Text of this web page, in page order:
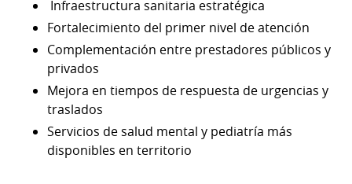
Infraestructura sanitaria estratégica
Fortalecimiento del primer nivel de atención
Complementación entre prestadores públicos y
privados
Mejora en tiempos de respuesta de urgencias y
traslados
Servicios de salud mental y pediatría más
disponibles en territorio